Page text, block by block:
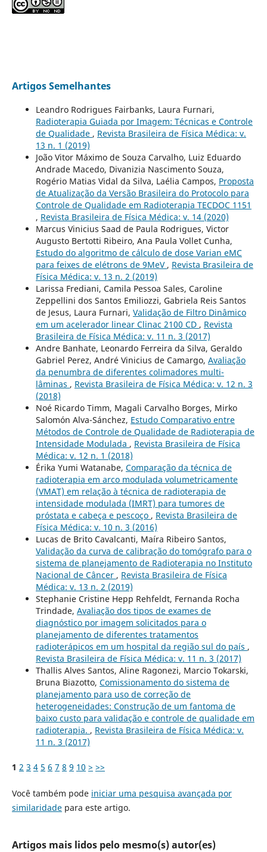
Artigos Semelhantes
Leandro Rodrigues Fairbanks, Laura Furnari,
Radioterapia Guiada por Imagem: Técnicas e Controle
de Qualidade , Revista Brasileira de Física Médica: v.
13 n. 1 (2019)
João Vitor Máximo de Souza Carvalho, Luiz Eduardo
Andrade Macedo, Divanizia Nascimento Souza,
Rogério Matias Vidal da Silva, Laélia Campos, Proposta
de Atualização da Versão Brasileira do Protocolo para
Controle de Qualidade em Radioterapia TECDOC 1151
, Revista Brasileira de Física Médica: v. 14 (2020)
Marcus Vinicius Saad de Paula Rodrigues, Victor
Augusto Bertotti Ribeiro, Ana Paula Vollet Cunha,
Estudo do algoritmo de cálculo de dose Varian eMC
para feixes de elétrons de 9MeV , Revista Brasileira de
Física Médica: v. 13 n. 2 (2019)
Larissa Frediani, Camila Pessoa Sales, Caroline
Zeppellini dos Santos Emiliozzi, Gabriela Reis Santos
de Jesus, Laura Furnari, Validação de Filtro Dinâmico
em um acelerador linear Clinac 2100 CD , Revista
Brasileira de Física Médica: v. 11 n. 3 (2017)
Andre Banhate, Leonardo Ferreira da Silva, Geraldo
Gabriel Perez, André Vinicius de Camargo, Avaliação
da penumbra de diferentes colimadores multi-
lâminas , Revista Brasileira de Física Médica: v. 12 n. 3
(2018)
Noé Ricardo Timm, Magali Carvalho Borges, Mirko
Salomón Alva-Sánchez, Estudo Comparativo entre
Métodos de Controle de Qualidade de Radioterapia de
Intensidade Modulada , Revista Brasileira de Física
Médica: v. 12 n. 1 (2018)
Érika Yumi Watanabe, Comparação da técnica de
radioterapia em arco modulada volumetricamente
(VMAT) em relação à técnica de radioterapia de
intensidade modulada (IMRT) para tumores de
próstata e cabeça e pescoço , Revista Brasileira de
Física Médica: v. 10 n. 3 (2016)
Lucas de Brito Cavalcanti, Maíra Ribeiro Santos,
Validação da curva de calibração do tomógrafo para o
sistema de planejamento de Radioterapia no Instituto
Nacional de Câncer , Revista Brasileira de Física
Médica: v. 13 n. 2 (2019)
Stephanie Cristine Hepp Rehfeldt, Fernanda Rocha
Trindade, Avaliação dos tipos de exames de
diagnóstico por imagem solicitados para o
planejamento de diferentes tratamentos
radioterápicos em um hospital da região sul do país ,
Revista Brasileira de Física Médica: v. 11 n. 3 (2017)
Thallis Alves Santos, Aline Ragonezi, Marcio Tokarski,
Bruna Biazotto, Comissionamento do sistema de
planejamento para uso de correção de
heterogeneidades: Construção de um fantoma de
baixo custo para validação e controle de qualidade em
radioterapia. , Revista Brasileira de Física Médica: v.
11 n. 3 (2017)
1 2 3 4 5 6 7 8 9 10 > >>
Você também pode iniciar uma pesquisa avançada por
similaridadepara este artigo.
Artigos mais lidos pelo mesmo(s) autor(es)